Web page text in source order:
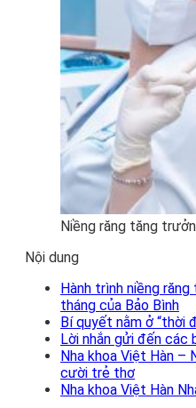
Niềng răng tăng
Nội dung
Hành trình niềng
tháng của Bảo Bình
Bí quyết nằm ở “thời
Lời nhắn gửi đến các
Nha khoa Việt Hàn –
cười trẻ thơ
Nha khoa Việt Hàn